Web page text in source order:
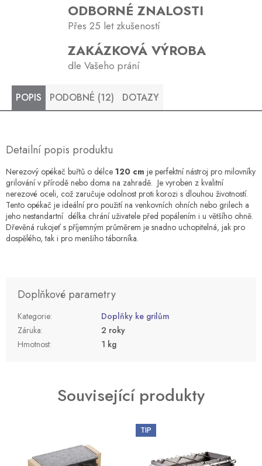
ODBORNÉ ZNALOSTI
Přes 25 let zkušeností
ZAKÁZKOVÁ VÝROBA
dle Vašeho prání
POPIS PODOBNÉ (12) DOTAZY
Detailní popis produktu
Nerezový opékač buřtů o délce 120 cm je perfektní nástroj pro milovníky
grilování v přírodě nebo doma na zahradě. Je vyroben z kvalitní
nerezové oceli, což zaručuje odolnost proti korozi s dlouhou životností.
Tento opékač je ideální pro použití na venkovních ohních nebo grilech a
jeho nestandartní délka chrání uživatele před popálením i u většího ohně.
Dřevěná rukojeť s příjemným průměrem je snadno uchopitelná, jak pro
dospělého, tak i pro menšího táborníka.
Doplňkové parametry
Kategorie:
Doplňky ke grilům
Záruka:
2 roky
Hmotnost: 1 kg
Související produkty
TIP